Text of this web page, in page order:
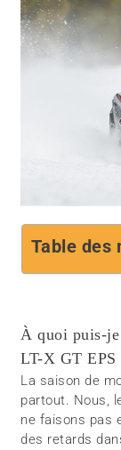
Table des
À quoi puis-je
LT-X GT EPS
La saison de
partout. Nous,
ne faisons pas
des retards